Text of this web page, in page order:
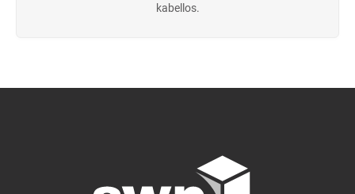
kabellos.